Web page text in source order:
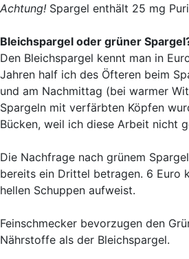
Achtung! Spargel enthält 25 mg
Bleichspargel oder grüner
Den Bleichspargel kennt man in
Jahren half ich des Öfteren beim
und am Nachmittag (bei warmer
Spargeln mit verfärbten Köpfen
Bücken, weil ich diese Arbeit nicht
Die Nachfrage nach grünem
bereits ein Drittel betragen. 6 Euro
hellen Schuppen aufweist.
Feinschmecker bevorzugen den
Nährstoffe als der Bleichspargel.